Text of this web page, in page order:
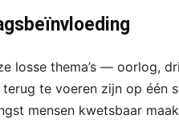
losse thema’s — oorlog,
te voeren zijn op één
mensen kwetsbaar